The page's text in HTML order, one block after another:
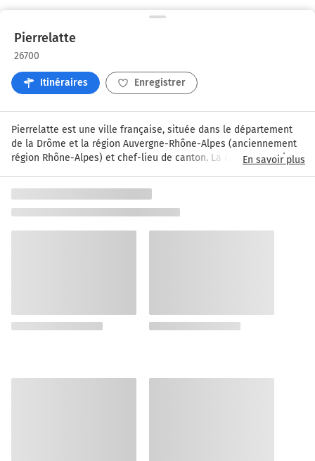
Pierrelatte
26700
Itinéraires Enregistrer
Pierrelatte est une ville française, située dans le département
de la Drôme et la région Auvergne-Rhône-Alpes (anciennement
région Rhône-Alpes) et chef-lieu de canton. La commune qui
km au Sud-Ouest de Montélimar, la plus grande ville des
environs. Le nom de la ville provient du rocher à l'abri duquel
s'est construite la ville, appelé Pétra-Lata.
En savoir plus